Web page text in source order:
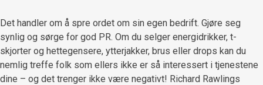
Det handler om å spre ordet om sin egen bedrift. Gjøre seg
synlig og sørge for god PR. Om du selger energidrikker, t-
skjorter og hettegensere, ytterjakker, brus eller drops kan du
nemlig treffe folk som ellers ikke er så interessert i tjenestene
dine – og det trenger ikke være negativt! Richard Rawlings